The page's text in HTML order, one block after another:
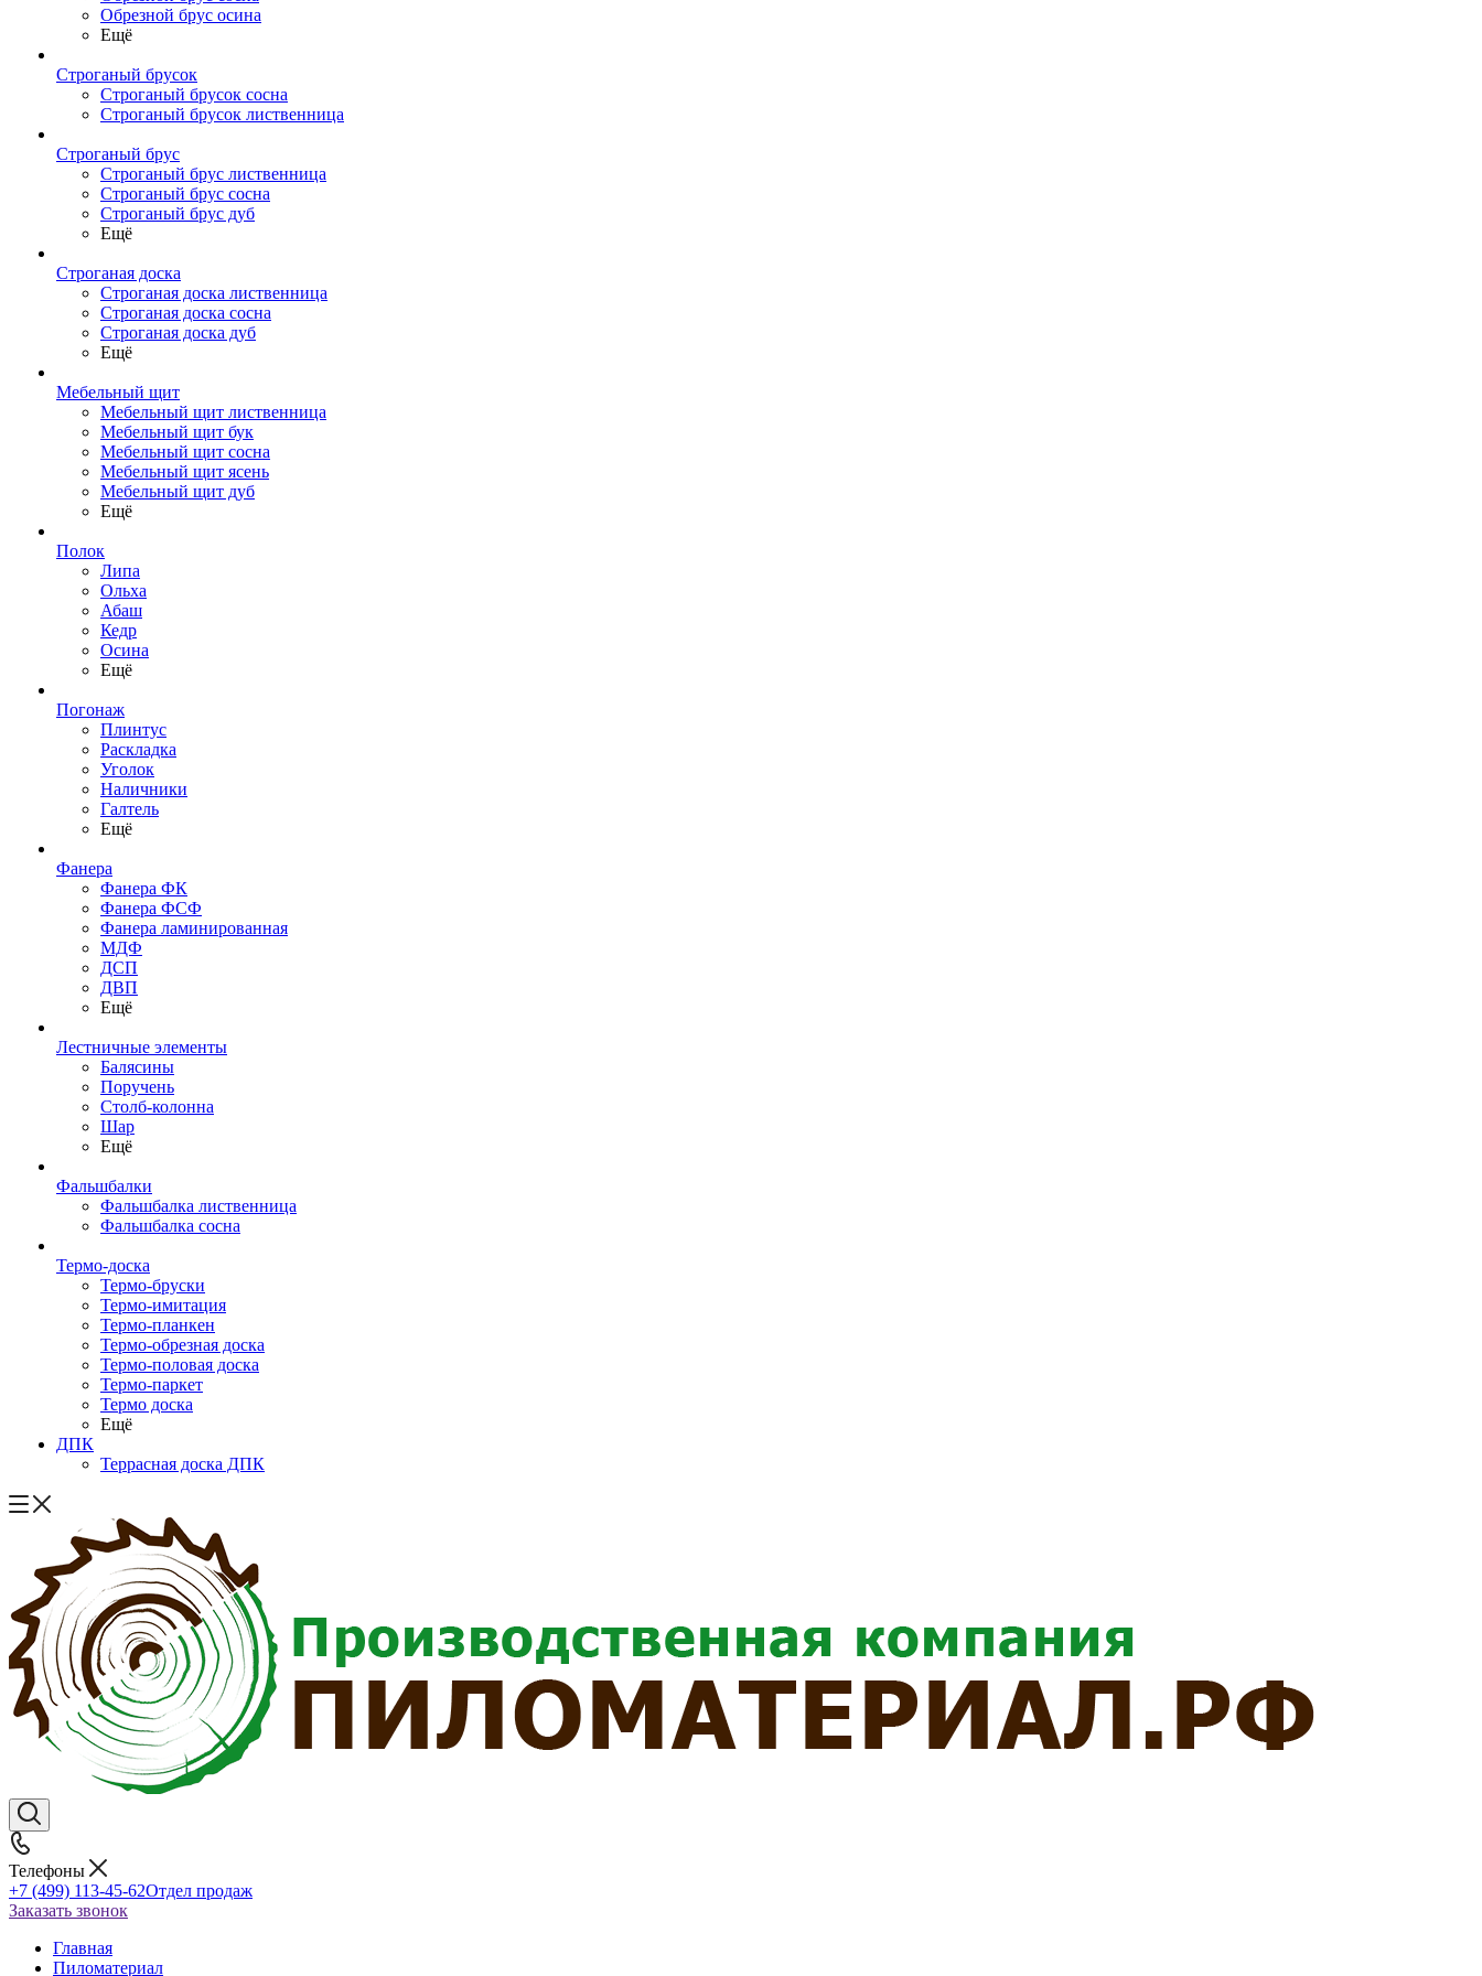
Обрезной брус осина
Ещё
Строганый брусок
Строганый брусок сосна
Строганый брусок лиственница
Строганый брус
Строганый брус лиственница
Строганый брус сосна
Строганый брус дуб
Ещё
Строганая доска
Строганая доска лиственница
Строганая доска сосна
Строганая доска дуб
Ещё
Мебельный щит
Мебельный щит лиственница
Мебельный щит бук
Мебельный щит сосна
Мебельный щит ясень
Мебельный щит дуб
Ещё
Полок
Липа
Ольха
Абаш
Кедр
Осина
Ещё
Погонаж
Плинтус
Раскладка
Уголок
Наличники
Галтель
Ещё
Фанера
Фанера ФК
Фанера ФСФ
Фанера ламинированная
МДФ
ДСП
ДВП
Ещё
Лестничные элементы
Балясины
Поручень
Столб-колонна
Шар
Ещё
Фальшбалки
Фальшбалка лиственница
Фальшбалка сосна
Термо-доска
Термо-бруски
Термо-имитация
Термо-планкен
Термо-обрезная доска
Термо-половая доска
Термо-паркет
Термо доска
Ещё
ДПК
Террасная доска ДПК
Телефоны
+7 (499) 113-45-62Отдел продаж
Заказать звонок
Главная
Пиломатериал